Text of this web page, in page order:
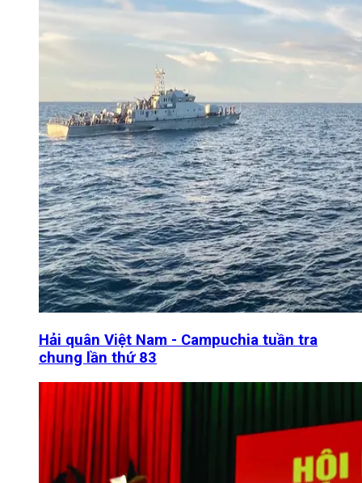
Hải quân Việt Nam - Campuchia tuần tra
chung lần thứ 83